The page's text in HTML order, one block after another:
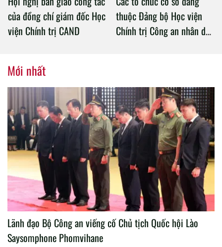
của đồng chí giám đốc Học
viện Chính trị CAND
thuộc Đảng bộ Học viện
Chính trị Công an nhân dân
Mới nhất
Lãnh đạo Bộ Công an viếng cố Chủ tịch Quốc hội Lào
Saysomphone Phomvihane